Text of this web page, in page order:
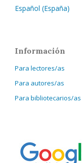
Español (España)
Información
Para lectores/as
Para autores/as
Para bibliotecarios/as